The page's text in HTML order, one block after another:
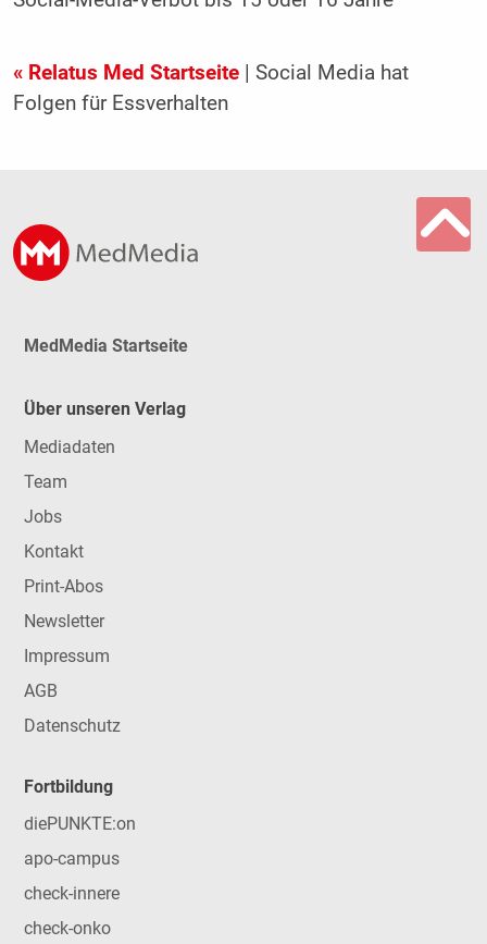
« Relatus Med Startseite| Social Media hat
Folgen für Essverhalten
MedMedia Startseite
Über unseren Verlag
Mediadaten
Team
Jobs
Kontakt
Print-Abos
Newsletter
Impressum
AGB
Datenschutz
Fortbildung
diePUNKTE:on
apo-campus
check-innere
check-onko